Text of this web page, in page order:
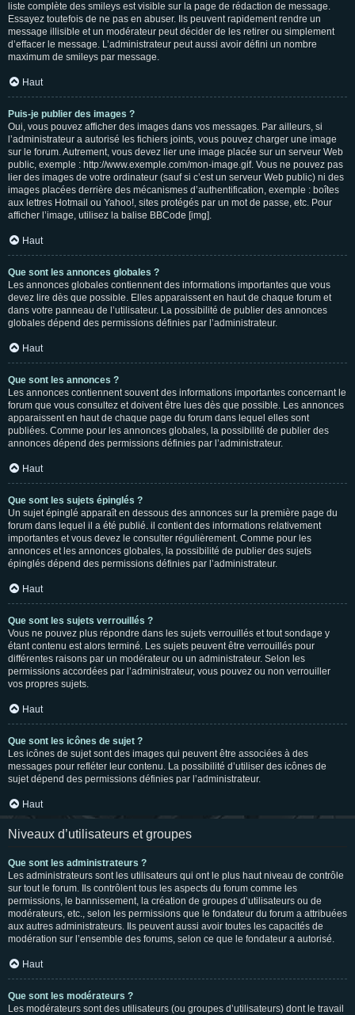
liste complète des smileys est visible sur la page de rédaction de message.
Essayez toutefois de ne pas en abuser. Ils peuvent rapidement rendre un
message illisible et un modérateur peut décider de les retirer ou simplement
d’effacer le message. L’administrateur peut aussi avoir défini un nombre
maximum de smileys par message.
Haut
Puis-je publier des images ?
Oui, vous pouvez afficher des images dans vos messages. Par ailleurs, si
l’administrateur a autorisé les fichiers joints, vous pouvez charger une image
sur le forum. Autrement, vous devez lier une image placée sur un serveur Web
public, exemple : http://www.exemple.com/mon-image.gif. Vous ne pouvez pas
lier des images de votre ordinateur (sauf si c’est un serveur Web public) ni des
images placées derrière des mécanismes d’authentification, exemple : boîtes
aux lettres Hotmail ou Yahoo!, sites protégés par un mot de passe, etc. Pour
afficher l’image, utilisez la balise BBCode [img].
Haut
Que sont les annonces globales ?
Les annonces globales contiennent des informations importantes que vous
devez lire dès que possible. Elles apparaissent en haut de chaque forum et
dans votre panneau de l’utilisateur. La possibilité de publier des annonces
globales dépend des permissions définies par l’administrateur.
Haut
Que sont les annonces ?
Les annonces contiennent souvent des informations importantes concernant le
forum que vous consultez et doivent être lues dès que possible. Les annonces
apparaissent en haut de chaque page du forum dans lequel elles sont
publiées. Comme pour les annonces globales, la possibilité de publier des
annonces dépend des permissions définies par l’administrateur.
Haut
Que sont les sujets épinglés ?
Un sujet épinglé apparaît en dessous des annonces sur la première page du
forum dans lequel il a été publié. il contient des informations relativement
importantes et vous devez le consulter régulièrement. Comme pour les
annonces et les annonces globales, la possibilité de publier des sujets
épinglés dépend des permissions définies par l’administrateur.
Haut
Que sont les sujets verrouillés ?
Vous ne pouvez plus répondre dans les sujets verrouillés et tout sondage y
étant contenu est alors terminé. Les sujets peuvent être verrouillés pour
différentes raisons par un modérateur ou un administrateur. Selon les
permissions accordées par l’administrateur, vous pouvez ou non verrouiller
vos propres sujets.
Haut
Que sont les icônes de sujet ?
Les icônes de sujet sont des images qui peuvent être associées à des
messages pour refléter leur contenu. La possibilité d’utiliser des icônes de
sujet dépend des permissions définies par l’administrateur.
Haut
Niveaux d’utilisateurs et groupes
Que sont les administrateurs ?
Les administrateurs sont les utilisateurs qui ont le plus haut niveau de contrôle
sur tout le forum. Ils contrôlent tous les aspects du forum comme les
permissions, le bannissement, la création de groupes d’utilisateurs ou de
modérateurs, etc., selon les permissions que le fondateur du forum a attribuées
aux autres administrateurs. Ils peuvent aussi avoir toutes les capacités de
modération sur l’ensemble des forums, selon ce que le fondateur a autorisé.
Haut
Que sont les modérateurs ?
Les modérateurs sont des utilisateurs (ou groupes d’utilisateurs) dont le travail